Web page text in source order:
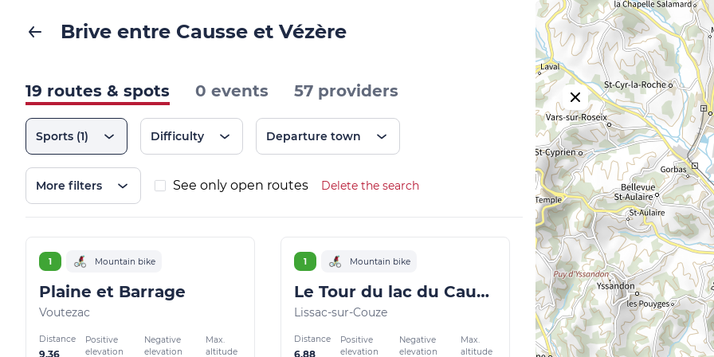
Brive entre Causse et Vézère
19 routes & spots 0 events 57 providers
Sports (1) Difficulty Departure town
More filters See only open routes Delete the search
1 Mountain bike
Plaine et Barrage
Voutezac
Distance
9.36
Positive
elevation
Negative
elevation
Max.
altitude
1 Mountain bike
Le Tour du lac du Causse
Lissac-sur-Couze
Distance
6.88
Positive
elevation
Negative
elevation
Max.
altitude